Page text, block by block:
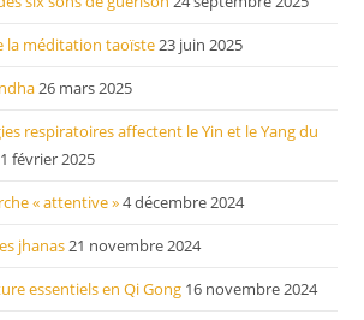
la méditation taoïste23 juin 2025
26 mars 2025
respiratoires affectent le Yin et le Yang du
février 2025
« attentive »4 décembre 2024
jhanas21 novembre 2024
essentiels en Qi Gong 16 novembre 2024